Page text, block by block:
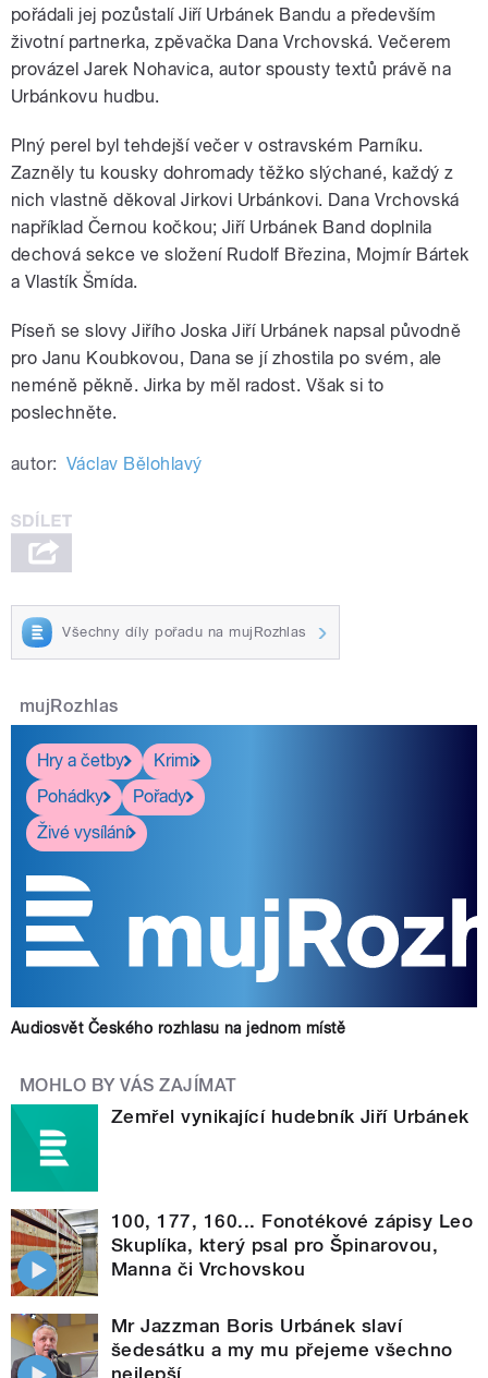
pořádali jej pozůstalí Jiří Urbánek Bandu a především
životní partnerka, zpěvačka Dana Vrchovská. Večerem
provázel Jarek Nohavica, autor spousty textů právě na
Urbánkovu hudbu.
Plný perel byl tehdejší večer v ostravském Parníku.
Zazněly tu kousky dohromady těžko slýchané, každý z
nich vlastně děkoval Jirkovi Urbánkovi. Dana Vrchovská
například Černou kočkou; Jiří Urbánek Band doplnila
dechová sekce ve složení Rudolf Březina, Mojmír Bártek
a Vlastík Šmída.
Píseň se slovy Jiřího Joska Jiří Urbánek napsal původně
pro Janu Koubkovou, Dana se jí zhostila po svém, ale
neméně pěkně. Jirka by měl radost. Však si to
poslechněte.
autor: Václav Bělohlavý
Všechny díly pořadu na mujRozhlas
mujRozhlas
Hry a četby
Krimi
Pohádky
Pořady
Živé vysílání
Audiosvět Českého rozhlasu na jednom místě
MOHLO BY VÁS ZAJÍMAT
Zemřel vynikající hudebník Jiří Urbánek
100, 177, 160... Fonotékové zápisy Leo
Skuplíka, který psal pro Špinarovou,
Manna či Vrchovskou
Mr Jazzman Boris Urbánek slaví
šedesátku a my mu přejeme všechno
nejlepší